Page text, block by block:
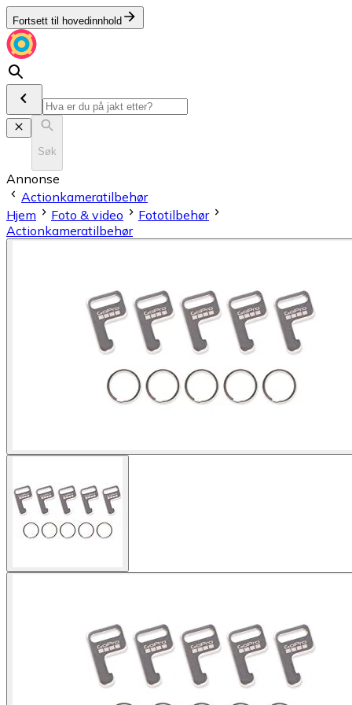
Fortsett til hovedinnhold
Søk
Annonse
Actionkameratilbehør
Hjem
Foto & video
Fototilbehør
Actionkameratilbehør